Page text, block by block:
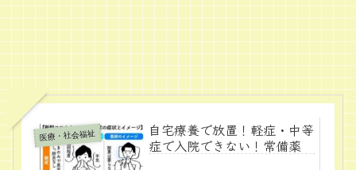
医療・社会福祉
自宅療養で放置！軽症・中等
症で入院できない！常備薬